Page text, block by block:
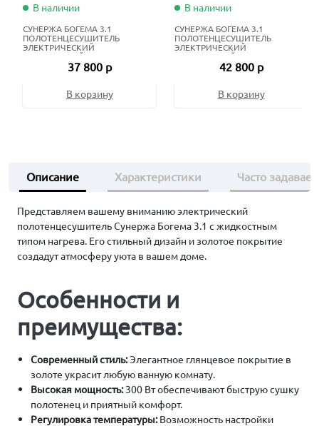
В наличии
СУНЕРЖА БОГЕМА 3.1
ПОЛОТЕНЦЕСУШИТЕЛЬ
ЭЛЕКТРИЧЕСКИЙ
ЖИДКОСТНЫЙ 80Х40 СМ
НЕРЖАВЕЮЩАЯ СТАЛЬ
37 800 р
В корзину
В наличии
СУНЕРЖА БОГЕМА 3.1
ПОЛОТЕНЦЕСУШИТЕЛЬ
ЭЛЕКТРИЧЕСКИЙ
ЖИДКОСТНЫЙ 100Х40 СМ
МАТОВЫЙ ЧЁРНЫЙ
42 800 р
В корзину
Описание Характеристики Часто
Представляем вашему вниманию электрический
полотенцесушитель Сунержа Богема 3.1 с жидкостным
типом нагрева. Его стильный дизайн и золотое покрытие
создадут атмосферу уюта в вашем доме.
Особенности и
преимущества:
Современный стиль:Элегантное глянцевое покрытие в
золоте украсит любую ванную комнату.
Высокая мощность:300 Вт обеспечивают быструю сушку
полотенец и приятный комфорт.
Регулировка температуры:Возможность настройки